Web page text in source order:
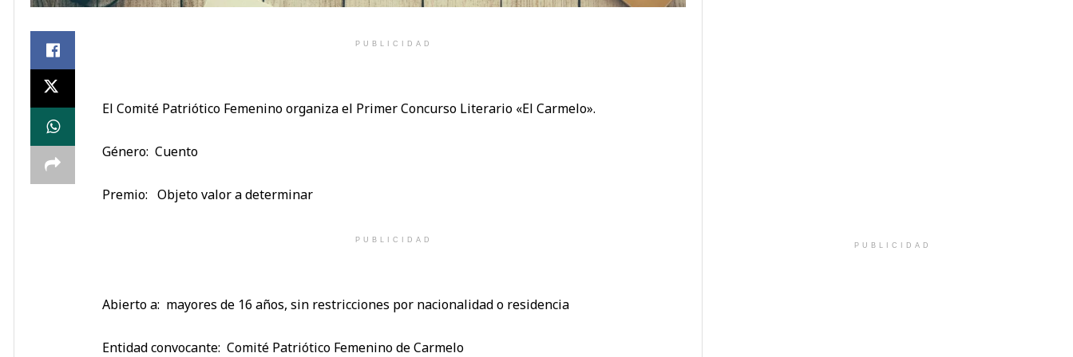
PUBLICIDAD
El Comité Patriótico Femenino organiza el Primer Concurso Literario «El Carmelo».
Género: Cuento
Premio: Objeto valor a determinar
PUBLICIDAD
Abierto a: mayores de 16 años, sin restricciones por nacionalidad o residencia
Entidad convocante: Comité Patriótico Femenino de Carmelo
PUBLICIDAD